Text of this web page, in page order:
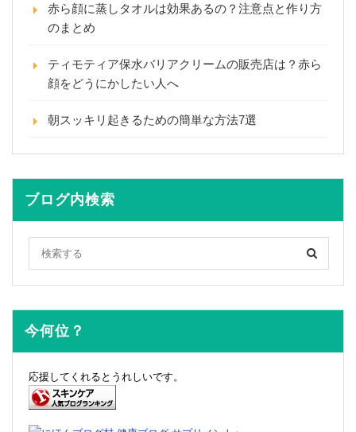
赤ら顔に蒸しタオルは効果あるの？注意点と作り方
のまとめ
ティモティア保水バリアクリームの販売店は？赤ら
顔をどうにかしたい人へ
朝スッキリ起きるための簡単な方法7選
ブログ内検索
今何位？
応援してくれるとうれしいです。